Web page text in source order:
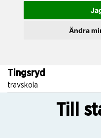
Ändra
Tingsryd
travskola
Till